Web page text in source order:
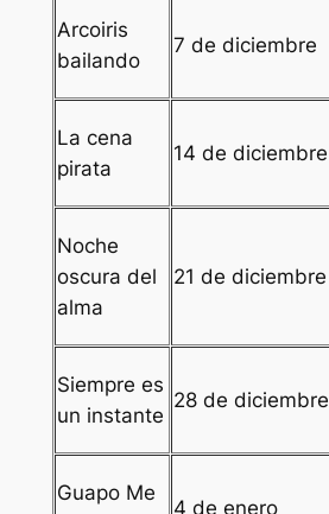
Arcoiris
bailando
7 de diciembre
La cena
pirata
14 de diciembre
Noche
oscura del
alma
21 de diciembre
Siempre es
un instante
28 de diciembre
Guapo Me
4 de enero